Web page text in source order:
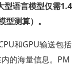
型语言模型仅需1.4
测算）。
和GPU输送包括
的海量信息。PM